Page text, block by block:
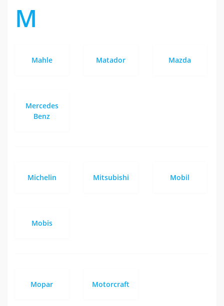
M
Mahle Matador Mazda
Mercedes
Benz
Michelin Mitsubishi Mobil
Mobis
Mopar Motorcraft